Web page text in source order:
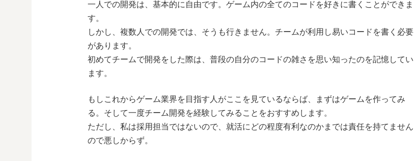
一人での開発は、基本的に自由です。ゲーム内の全てのコードを好きに書くことができま
す。
しかし、複数人での開発では、そうも行きません。チームが利用し易いコードを書く必要
があります。
初めてチームで開発をした際は、普段の自分のコードの雑さを思い知ったのを記憶してい
ます。
もしこれからゲーム業界を目指す人がここを見ているならば、まずはゲームを作ってみ
る。そして一度チーム開発を経験してみることをおすすめします。
ただし、私は採用担当ではないので、就活にどの程度有利なのかまでは責任を持てません
ので悪しからず。